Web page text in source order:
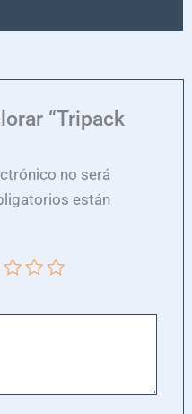
“Tripack
no será
están